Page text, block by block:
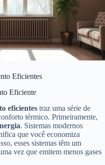
Eficientes
Eficiente
eficientes traz uma série de
térmico. Primeiramente,
. Sistemas modernos
que você economiza
esses sistemas têm um
vez que emitem menos gases